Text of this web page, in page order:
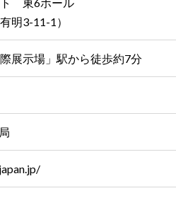
明3-11-1）
展示場」駅から徒歩約7分